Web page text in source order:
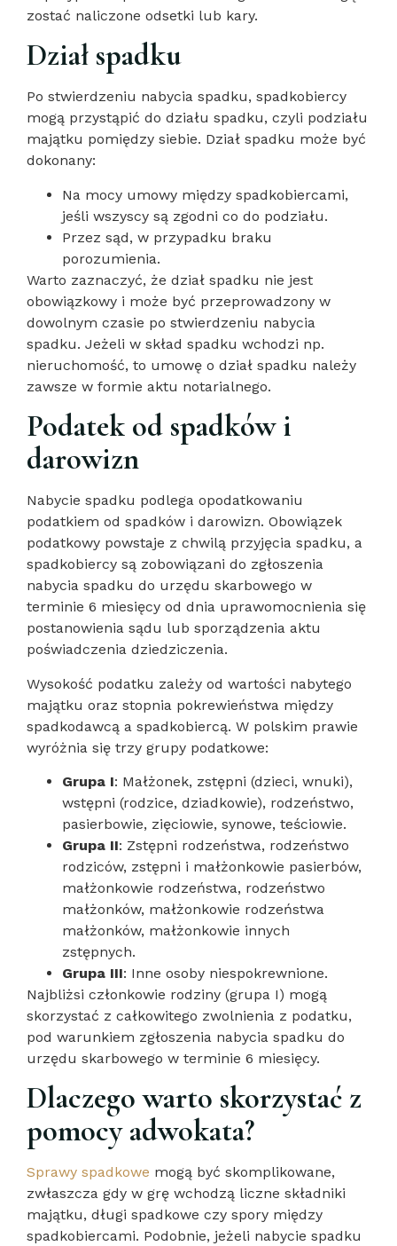
zostać naliczone odsetki lub kary.
Dział spadku
Po stwierdzeniu nabycia spadku, spadkobiercy
mogą przystąpić do działu spadku, czyli podziału
majątku pomiędzy siebie. Dział spadku może być
dokonany:
Na mocy umowy między spadkobiercami,
jeśli wszyscy są zgodni co do podziału.
Przez sąd, w przypadku braku
porozumienia.
Warto zaznaczyć, że dział spadku nie jest
obowiązkowy i może być przeprowadzony w
dowolnym czasie po stwierdzeniu nabycia
spadku. Jeżeli w skład spadku wchodzi np.
nieruchomość, to umowę o dział spadku należy
zawsze w formie aktu notarialnego.
Podatek od spadków i
darowizn
Nabycie spadku podlega opodatkowaniu
podatkiem od spadków i darowizn. Obowiązek
podatkowy powstaje z chwilą przyjęcia spadku, a
spadkobiercy są zobowiązani do zgłoszenia
nabycia spadku do urzędu skarbowego w
terminie 6 miesięcy od dnia uprawomocnienia się
postanowienia sądu lub sporządzenia aktu
poświadczenia dziedziczenia.
Wysokość podatku zależy od wartości nabytego
majątku oraz stopnia pokrewieństwa między
spadkodawcą a spadkobiercą. W polskim prawie
wyróżnia się trzy grupy podatkowe:
Grupa I: Małżonek, zstępni (dzieci, wnuki),
wstępni (rodzice, dziadkowie), rodzeństwo,
pasierbowie, zięciowie, synowe, teściowie.
Grupa II: Zstępni rodzeństwa, rodzeństwo
rodziców, zstępni i małżonkowie pasierbów,
małżonkowie rodzeństwa, rodzeństwo
małżonków, małżonkowie rodzeństwa
małżonków, małżonkowie innych
zstępnych.
Grupa III: Inne osoby niespokrewnione.
Najbliżsi członkowie rodziny (grupa I) mogą
skorzystać z całkowitego zwolnienia z podatku,
pod warunkiem zgłoszenia nabycia spadku do
urzędu skarbowego w terminie 6 miesięcy.
Dlaczego warto skorzystać z
pomocy adwokata?
Sprawy spadkowe mogą być skomplikowane,
zwłaszcza gdy w grę wchodzą liczne składniki
majątku, długi spadkowe czy spory między
spadkobiercami. Podobnie, jeżeli nabycie spadku